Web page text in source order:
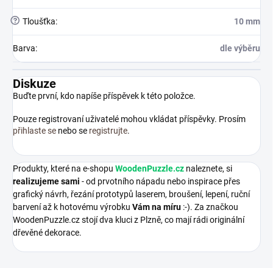
? Tloušťka: 10 mm
Barva: dle výběru
Diskuze
Buďte první, kdo napíše příspěvek k této položce.
Pouze registrovaní uživatelé mohou vkládat příspěvky. Prosím
přihlaste se nebo se registrujte.
Produkty, které na e-shopu WoodenPuzzle.cz naleznete, si
realizujeme sami - od prvotního nápadu nebo inspirace přes
grafický návrh, řezání prototypů laserem, broušení, lepení, ruční
barvení až k hotovému výrobku Vám na míru :-). Za značkou
WoodenPuzzle.cz stojí dva kluci z Plzně, co mají rádi originální
dřevěné dekorace.